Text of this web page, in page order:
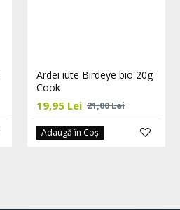
Ardei iute Birdeye bio 20g
Cook
19,95 Lei 21,00 Lei
Adaugă în Coş